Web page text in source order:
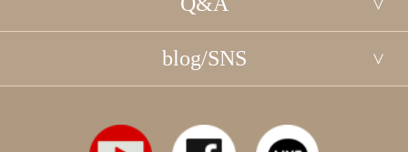
blog/SNS